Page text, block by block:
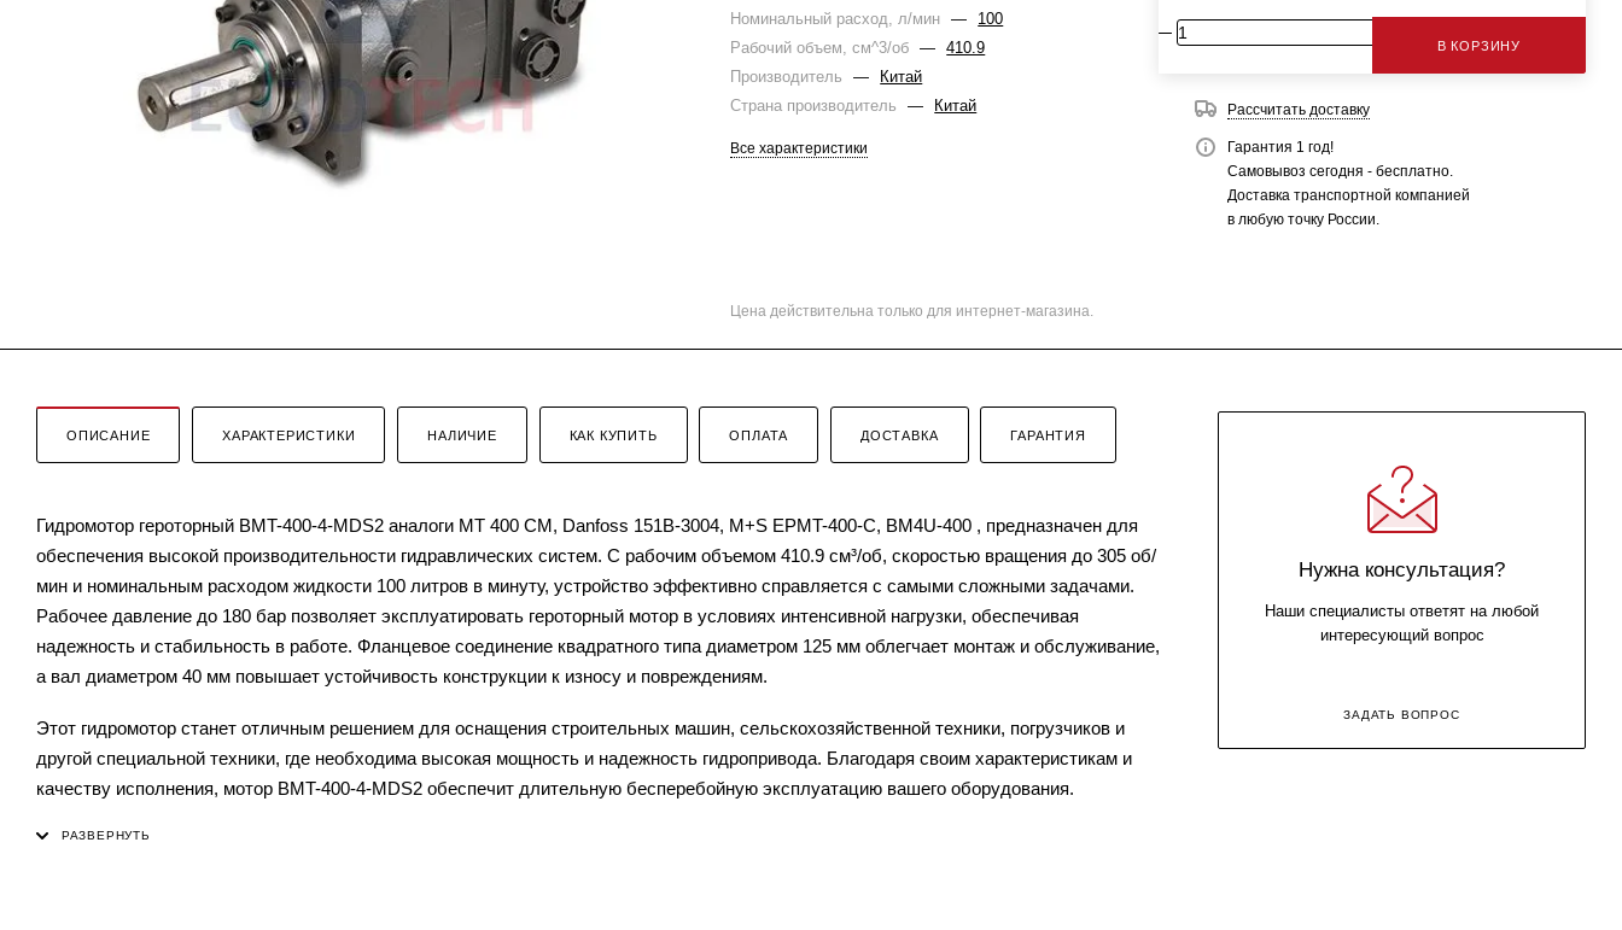
Номинальный расход, л/мин
—
100
Рабочий объем, см^3/об
—
410.9
Производитель
—
Китай
Страна производитель
— Китай
Все характеристики
В КОРЗИНУ
Рассчитать доставку
Гарантия 1 год!
Самовывоз сегодня - бесплатно.
Доставка транспортной компанией
в любую точку России.
Цена действительна только для интернет-магазина.
ОПИСАНИЕ ХАРАКТЕРИСТИКИ НАЛИЧИЕ КАК КУПИТЬ ОПЛАТА ДОСТАВКА ГАРАНТИЯ
Гидромотор героторный BMT-400-4-MDS2 аналоги MT 400 CM, Danfoss 151B-3004, M+S EPMT-400-C, BM4U-400 , предназначен для
обеспечения высокой производительности гидравлических систем. С рабочим объемом 410.9 см³/об, скоростью вращения до 305 об/
мин и номинальным расходом жидкости 100 литров в минуту, устройство эффективно справляется с самыми сложными задачами.
Рабочее давление до 180 бар позволяет эксплуатировать героторный мотор в условиях интенсивной нагрузки, обеспечивая
надежность и стабильность в работе. Фланцевое соединение квадратного типа диаметром 125 мм облегчает монтаж и обслуживание,
а вал диаметром 40 мм повышает устойчивость конструкции к износу и повреждениям.
Этот гидромотор станет отличным решением для оснащения строительных машин, сельскохозяйственной техники, погрузчиков и
другой специальной техники, где необходима высокая мощность и надежность гидропривода. Благодаря своим характеристикам и
качеству исполнения, мотор BMT-400-4-MDS2 обеспечит длительную бесперебойную эксплуатацию вашего оборудования.
Нужна консультация?
Наши специалисты ответят на любой
интересующий вопрос
ЗАДАТЬ ВОПРОС